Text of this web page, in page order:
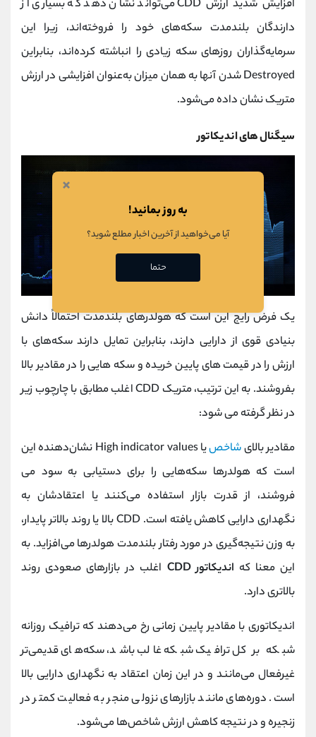
افزایش شدید ارزش CDD می‌تواند نشان دهد که بسیاری از
دارندگان بلندمدت سکه‌های خود را فروخته‌اند، زیرا این
سرمایه‌گذاران روزهای سکه زیادی را انباشته کرده‌اند، بنابراین
Destroyed شدن آنها به همان میزان به‌عنوان افزایشی در ارزش
متریک نشان داده می‌شود.
سیگنال های اندیکاتور
یک فرض رایج این است که هولدرهای بلندمدت احتمالاً دانش
بنیادی قوی از دارایی دارند، بنابراین تمایل دارند سکه‌های با
ارزش را در قیمت های پایین خریده و سکه هایی را در مقادیر بالا
بفروشند. به این ترتیب، متریک CDD اغلب مطابق با چارچوب زیر
در نظر گرفته می شود:
مقادیر بالایشاخص
یا High indicator values نشان‌دهنده این
است که هولدرها سکه‌هایی را برای دستیابی به سود می
فروشند، از قدرت بازار استفاده می‌کنند یا اعتقادشان به
نگهداری دارایی کاهش یافته است. CDD بالا یا روند بالاتر پایدار،
به وزن نتیجه‌گیری در مورد رفتار بلندمدت هولدرها می‌افزاید. به
این معنا که اندیکاتور CDD
اغلب در بازارهای صعودی روند
بالاتری دارد.
اندیکاتوری با مقادیر پایین زمانی رخ می‌دهند که ترافیک روزانه
شبکه بر کل ترافیک شبکه غالب باشد، سکه‌های قدیمی‌تر
غیرفعال می‌مانند و در این زمان اعتقاد به نگهداری دارایی بالا
است. دوره‌های مانند بازارهای نزولی منجر به فعالیت کمتر در
زنجیره و در نتیجه کاهش ارزش شاخص‌ها می‌شود.
×
به روز بمانید!
آیا می‌خواهید از آخرین اخبار مطلع شوید؟
حتما